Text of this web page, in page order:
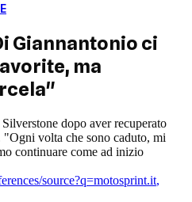
Giannantonio ci
ma
dopo aver recuperato
"Ogni volta che sono caduto, mi
continuare come ad inizio
source?q=motosprint.it,